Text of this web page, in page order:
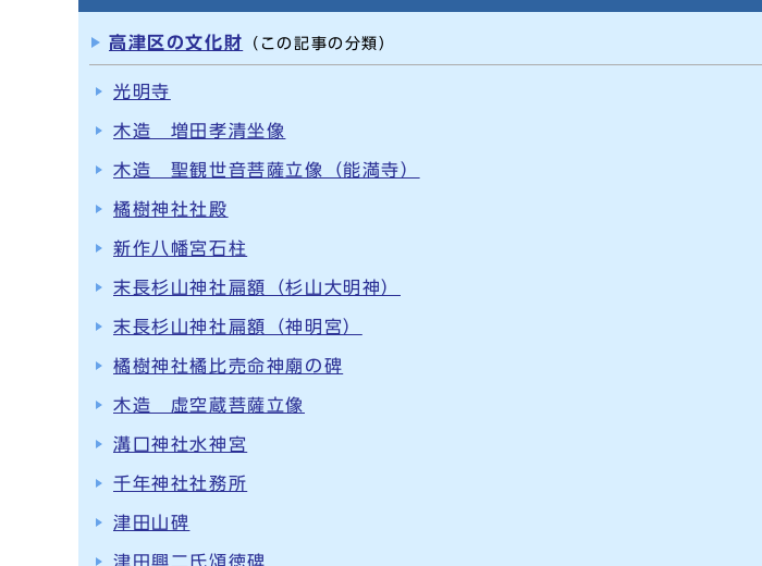
高津区の文化財 （この記事の分類）
光明寺
木造 増田孝清坐像
木造 聖観世音菩薩立像（能満寺）
橘樹神社社殿
新作八幡宮石柱
末長杉山神社扁額（杉山大明神）
末長杉山神社扁額（神明宮）
橘樹神社橘比売命神廟の碑
木造 虚空蔵菩薩立像
溝口神社水神宮
千年神社社務所
津田山碑
津田興二氏頌徳碑